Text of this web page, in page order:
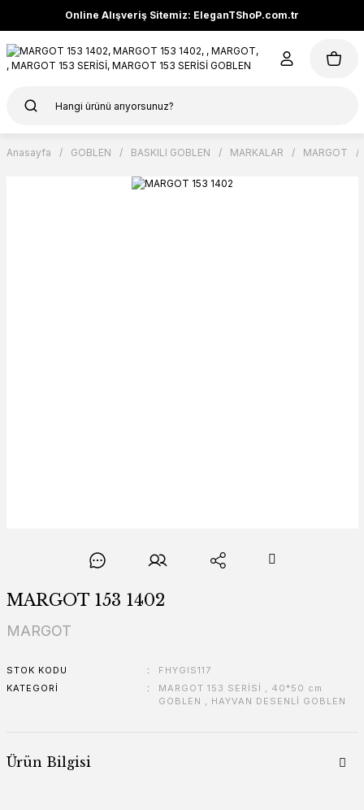
Online Alışveriş Sitemiz: EleganTShoP.com.tr
Anasayfa GOBLEN BASKILI GOBLEN MARKALAR MARGOT
MARGOT 153 1402
MARGOT
STOK KODU
FHYGIS117
KATEGORI
MARGOT 153 SERİSİ , 40*50 cm
GOBLEN , HAYVAN DESENLİ GOBLEN
Ürün Bilgisi